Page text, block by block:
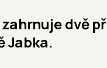
dvě
Jabka.